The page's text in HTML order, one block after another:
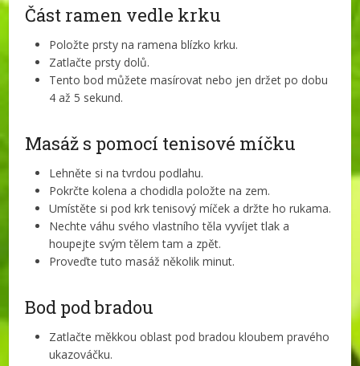
Část ramen vedle krku
Položte prsty na ramena blízko krku.
Zatlačte prsty dolů.
Tento bod můžete masírovat nebo jen držet po dobu
4 až 5 sekund.
Masáž s pomocí tenisové míčku
Lehněte si na tvrdou podlahu.
Pokrčte kolena a chodidla položte na zem.
Umístěte si pod krk tenisový míček a držte ho rukama.
Nechte váhu svého vlastního těla vyvíjet tlak a
houpejte svým tělem tam a zpět.
Proveďte tuto masáž několik minut.
Bod pod bradou
Zatlačte měkkou oblast pod bradou kloubem pravého
ukazováčku.